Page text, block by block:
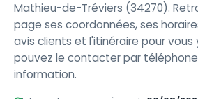
Mathieu-de-Tréviers (34270).
page ses coordonnées, ses
avis clients et l'itinéraire pour vous
pouvez le contacter par
information.